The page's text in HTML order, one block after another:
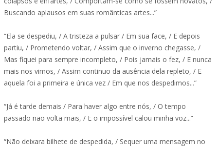
Buscando aplausos em suas românticas artes...”
“Ela se despediu, / A tristeza a pulsar / Em sua face, / E depois
partiu, / Prometendo voltar, / Assim que o inverno chegasse, /
Mas fiquei para sempre incompleto, / Pois jamais o fez, / E nunca
mais nos vimos, / Assim continuo da ausência dela repleto, / E
aquela foi a primeira e única vez / Em que nos despedimos...”
“Já é tarde demais / Para haver algo entre nós, / O tempo
passado não volta mais, / E o impossível calou minha voz...”
“Não deixara bilhete de despedida, / Sequer uma mensagem no